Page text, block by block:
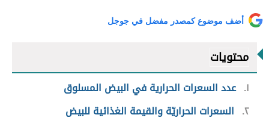
أضف موضوع كمصدر مفضل في جوجل
محتويات
١ عدد السعرات الحرارية في البيض المسلوق
٢ السعرات الحراريّة والقيمة الغذائية للبيض